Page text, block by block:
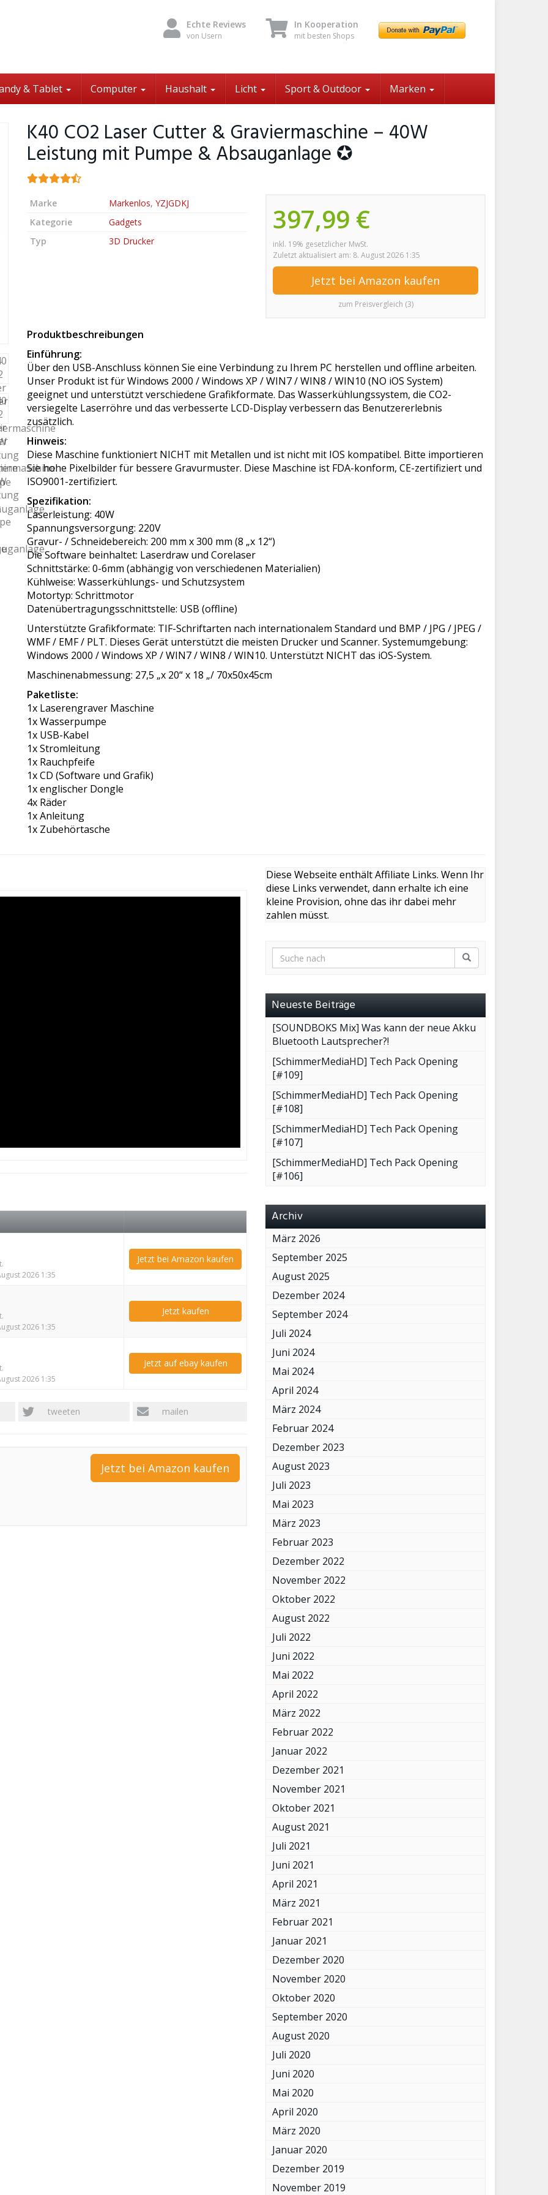
Echte Reviews
von Usern
In Kooperation
mit besten Shops
& Tablet Computer Haushalt Licht Sport & Outdoor Marken
K40 CO2 Laser Cutter & Graviermaschine – 40W
Leistung mit Pumpe & Absauganlage ✪
397,99 €
inkl. 19% gesetzlicher MwSt.
Zuletzt aktualisiert am: 8. August 2026 1:35
Jetzt bei Amazon kaufen
zum Preisvergleich (3)
Marke Markenlos, YZJGDKJ
Kategorie
Gadgets
Typ
3D Drucker
Produktbeschreibungen
Einführung:
Über den USB-Anschluss können Sie eine Verbindung zu Ihrem PC herstellen und offline arbeiten.
Unser Produkt ist für Windows 2000 / Windows XP / WIN7 / WIN8 / WIN10 (NO iOS System)
geeignet und unterstützt verschiedene Grafikformate. Das Wasserkühlungssystem, die CO2-
versiegelte Laserröhre und das verbesserte LCD-Display verbessern das Benutzererlebnis
zusätzlich.
Hinweis:
Diese Maschine funktioniert NICHT mit Metallen und ist nicht mit IOS kompatibel. Bitte importieren
Sie hohe Pixelbilder für bessere Gravurmuster. Diese Maschine ist FDA-konform, CE-zertifiziert und
ISO9001-zertifiziert.
Spezifikation:
Laserleistung: 40W
Spannungsversorgung: 220V
Gravur- / Schneidebereich: 200 mm x 300 mm (8 „x 12“)
Die Software beinhaltet: Laserdraw und Corelaser
Schnittstärke: 0-6mm (abhängig von verschiedenen Materialien)
Kühlweise: Wasserkühlungs- und Schutzsystem
Motortyp: Schrittmotor
Datenübertragungsschnittstelle: USB (offline)
Unterstützte Grafikformate: TIF-Schriftarten nach internationalem Standard und BMP / JPG / JPEG /
WMF / EMF / PLT. Dieses Gerät unterstützt die meisten Drucker und Scanner. Systemumgebung:
Windows 2000 / Windows XP / WIN7 / WIN8 / WIN10. Unterstützt NICHT das iOS-System.
Maschinenabmessung: 27,5 „x 20“ x 18 „/ 70x50x45cm
Paketliste:
1x Laserengraver Maschine
1x Wasserpumpe
1x USB-Kabel
1x Stromleitung
1x Rauchpfeife
1x CD (Software und Grafik)
1x englischer Dongle
4x Räder
1x Anleitung
1x Zubehörtasche
2026 1:35
Jetzt bei Amazon kaufen
2026 1:35
Jetzt kaufen
2026 1:35
Jetzt auf ebay kaufen
tweeten mailen
Jetzt bei Amazon kaufen
Diese Webseite enthält Affiliate Links. Wenn Ihr
diese Links verwendet, dann erhalte ich eine
kleine Provision, ohne das ihr dabei mehr
zahlen müsst.
Neueste Beiträge
[SOUNDBOKS Mix] Was kann der neue Akku
Bluetooth Lautsprecher?!
[SchimmerMediaHD] Tech Pack Opening
[#109]
[SchimmerMediaHD] Tech Pack Opening
[#108]
[SchimmerMediaHD] Tech Pack Opening
[#107]
[SchimmerMediaHD] Tech Pack Opening
[#106]
Archiv
März 2026
September 2025
August 2025
Dezember 2024
September 2024
Juli 2024
Juni 2024
Mai 2024
April 2024
März 2024
Februar 2024
Dezember 2023
August 2023
Juli 2023
Mai 2023
März 2023
Februar 2023
Dezember 2022
November 2022
Oktober 2022
August 2022
Juli 2022
Juni 2022
Mai 2022
April 2022
März 2022
Februar 2022
Januar 2022
Dezember 2021
November 2021
Oktober 2021
August 2021
Juli 2021
Juni 2021
April 2021
März 2021
Februar 2021
Januar 2021
Dezember 2020
November 2020
Oktober 2020
September 2020
August 2020
Juli 2020
Juni 2020
Mai 2020
April 2020
März 2020
Januar 2020
Dezember 2019
November 2019